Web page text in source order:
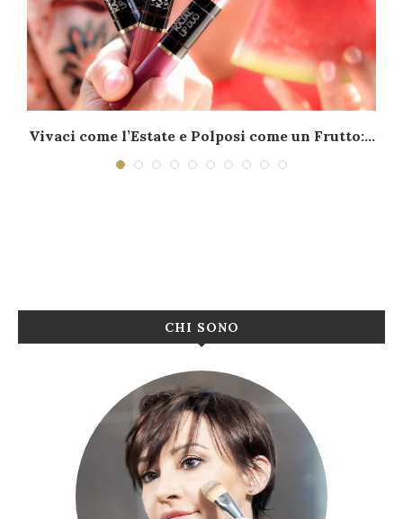
Vivaci come l’Estate e Polposi come un Frutto:...
CHI SONO